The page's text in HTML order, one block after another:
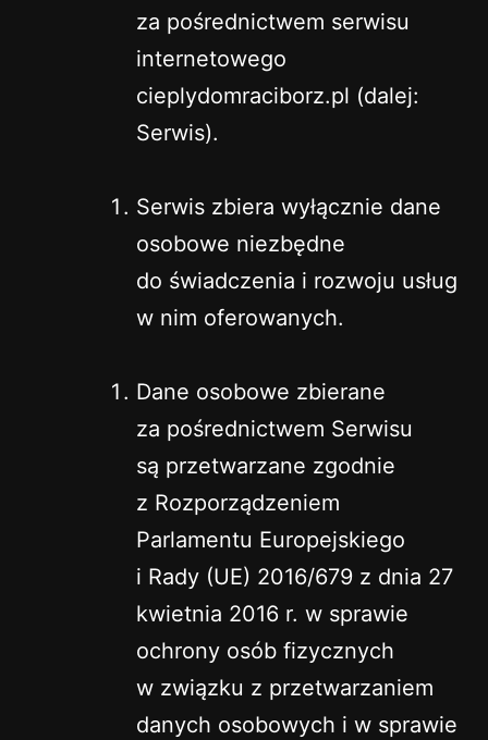
za pośrednictwem serwisu
internetowego
cieplydomraciborz.pl (dalej:
Serwis).
Serwis zbiera wyłącznie dane
osobowe niezbędne
do świadczenia i rozwoju usług
w nim oferowanych.
Dane osobowe zbierane
za pośrednictwem Serwisu
są przetwarzane zgodnie
z Rozporządzeniem
Parlamentu Europejskiego
i Rady (UE) 2016/679 z dnia 27
kwietnia 2016 r. w sprawie
ochrony osób fizycznych
w związku z przetwarzaniem
danych osobowych i w sprawie